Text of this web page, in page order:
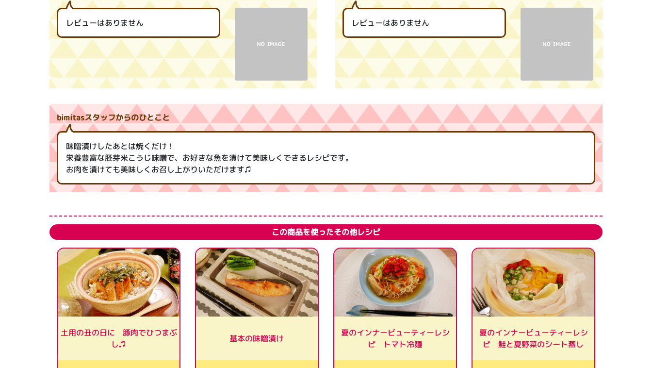
レビューはありません レビューはありません
bimitasスタッフからのひとこと
味噌漬けしたあとは焼くだけ！
栄養豊富な胚芽米こうじ味噌で、お好きな魚を漬けて美味しくできるレシピです。
お肉を漬けても美味しくお召し上がりいただけます♫
この商品を使ったその他レシピ
土用の丑の日に 豚肉でひつまぶ
し♫
基本の味噌漬け
夏のインナービューティーレシ
ピ トマト冷麺
夏のインナービューティーレシ
ピ 鮭と夏野菜のシート蒸し